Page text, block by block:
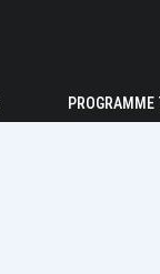
PROGRAMME